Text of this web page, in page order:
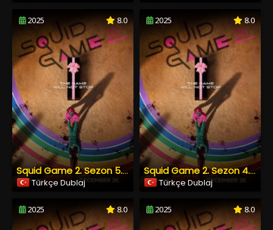
2025 8.0
Squid Game 2. Sezon 5. Bölüm Türkçe Dublaj izle
Türkçe Dublaj
2025 8.0
Squid Game 2. Sezon 4. Bölüm Türkçe Dublaj izle
Türkçe Dublaj
2025 8.0 2025 8.0